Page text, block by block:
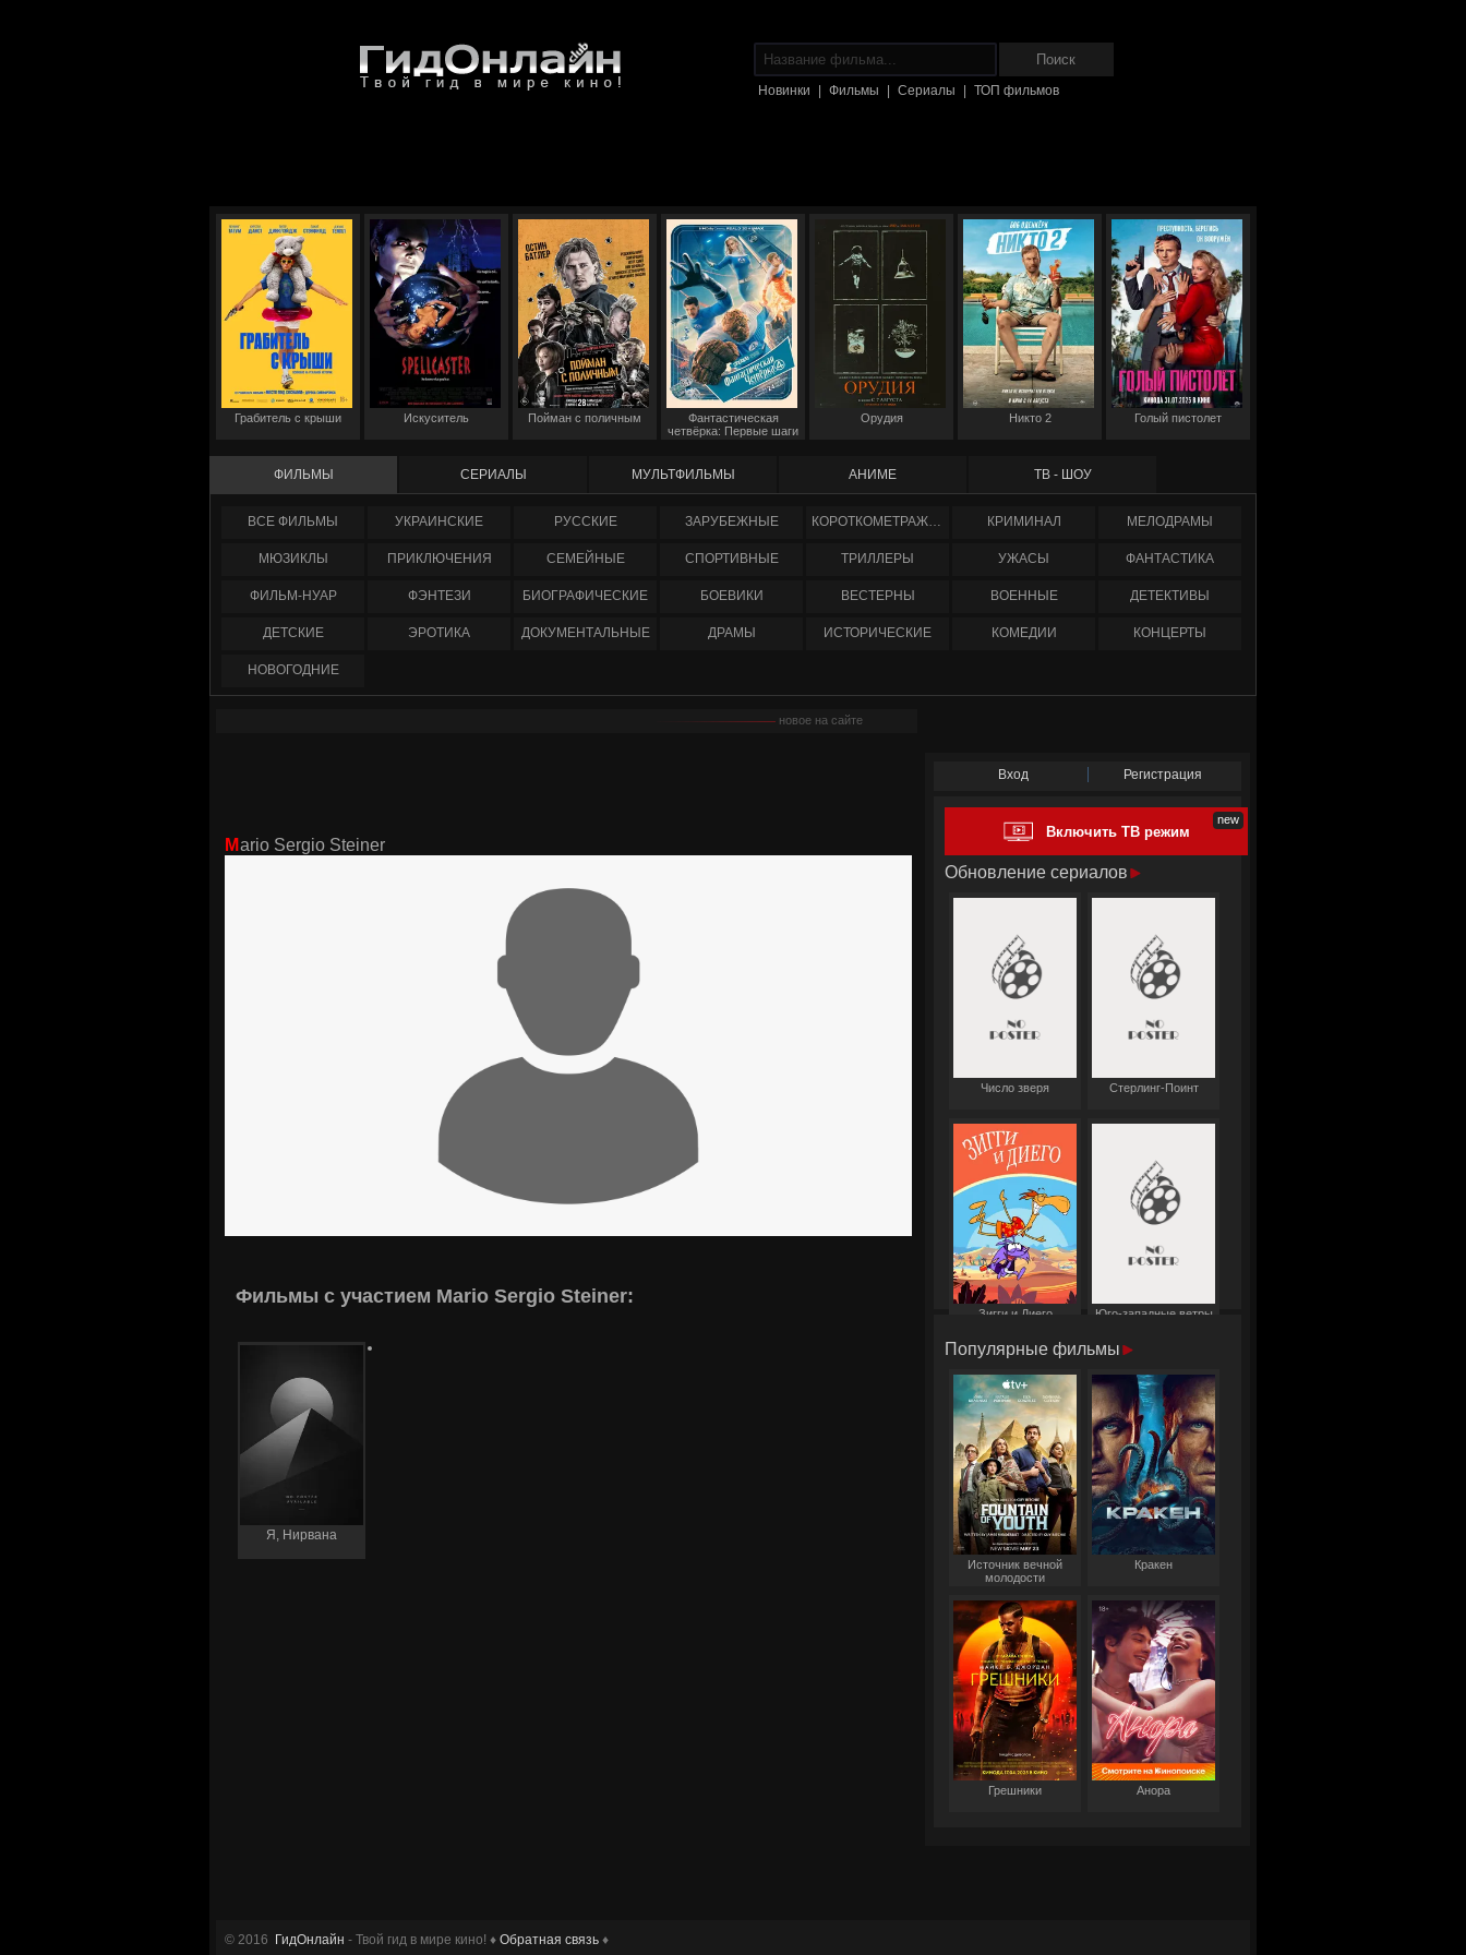
Новинки Фильмы Сериалы ТОП фильмов
Грабитель с крыши Искуситель Пойман с поличным
Фантастическая
четвёрка: Первые шаги
Орудия Никто 2 Голый пистолет
ФИЛЬМЫ СЕРИАЛЫ МУЛЬТФИЛЬМЫ АНИМЕ ТВ - ШОУ
ФИЛЬМЫ УКРАИНCКИЕ РУССКИЕ ЗАРУБЕЖНЫЕ КОРОТКОМЕТРАЖНЫЕ КРИМИНАЛ МЕЛОДРАМЫ
МЮЗИКЛЫ ПРИКЛЮЧЕНИЯ СЕМЕЙНЫЕ СПОРТИВНЫЕ ТРИЛЛЕРЫ УЖАСЫ ФАНТАСТИКА
ФИЛЬМ-НУАР ФЭНТЕЗИ БИОГРАФИЧЕСКИЕ БОЕВИКИ ВЕСТЕРНЫ ВОЕННЫЕ ДЕТЕКТИВЫ
ДЕТСКИЕ ЭРОТИКА ДОКУМЕНТАЛЬНЫЕ ДРАМЫ ИСТОРИЧЕСКИЕ КОМЕДИИ КОНЦЕРТЫ
НОВОГОДНИЕ
новое на сайте
Mario Sergio Steiner
Фильмы с участием Mario Sergio Steiner:
Я, Нирвана
Вход Регистрация
Включить ТВ режим
Обновление сериалов
Число зверя Стерлинг-Поинт
Зигги и Диего Юго-западные ветры
Популярные фильмы
Источник вечной
молодости
Кракен
Грешники Анора
© 2016 ГидОнлайн - Твой гид в мире кино! ♦ Обратная связь ♦